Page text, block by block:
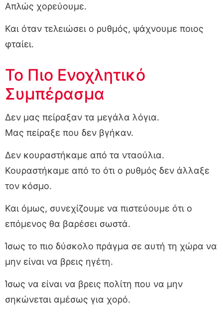
Απλώς χορεύουμε.
Και όταν τελειώσει ο ρυθμός, ψάχνουμε ποιος
φταίει.
Το Πιο Ενοχλητικό
Συμπέρασμα
Δεν μας πείραξαν τα μεγάλα λόγια.
Μας πείραξε που δεν βγήκαν.
Δεν κουραστήκαμε από τα νταούλια.
Κουραστήκαμε από το ότι ο ρυθμός δεν άλλαξε
τον κόσμο.
Και όμως, συνεχίζουμε να πιστεύουμε ότι ο
επόμενος θα βαρέσει σωστά.
Ίσως το πιο δύσκολο πράγμα σε αυτή τη χώρα να
μην είναι να βρεις ηγέτη.
Ίσως να είναι να βρεις πολίτη που να μην
σηκώνεται αμέσως για χορό.